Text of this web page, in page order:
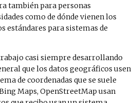
también para personas
como de dónde vienen los
estándares para sistemas de
casi siempre desarrollando
que los datos geográficos usen
de coordenadas que se suele
Maps, OpenStreetMap usan